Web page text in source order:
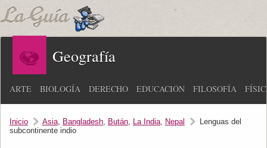
Geografía
ARTE BIOLOGÍA DERECHO EDUCACIÓN FILOSOFÍA
Inicio Asia, Bangladesh, Bután, La India, Nepal
Lenguas del
subcontinente indio